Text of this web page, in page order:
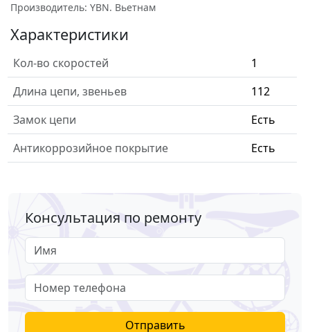
Производитель: YBN. Вьетнам
Характеристики
Кол-во скоростей
1
Длина цепи, звеньев
112
Замок цепи
Есть
Антикоррозийное покрытие
Есть
Консультация по ремонту
Имя
Номер телефона
Отправить